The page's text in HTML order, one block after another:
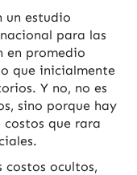
un estudio
para las
en promedio
que inicialmente
Y no, no es
sino porque hay
que rara
costos ocultos,